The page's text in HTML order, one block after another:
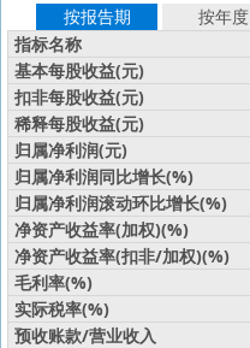
按报告期 按年度
指标名称
基本每股收益(元)
扣非每股收益(元)
稀释每股收益(元)
归属净利润(元)
归属净利润同比增长(%)
归属净利润滚动环比增长(%)
净资产收益率(加权)(%)
净资产收益率(扣非/加权)(%)
毛利率(%)
实际税率(%)
预收账款/营业收入